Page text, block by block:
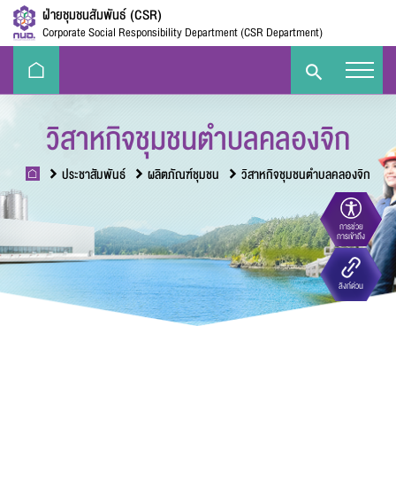
ฝ่ายชุมชนสัมพันธ์ (CSR)
Corporate Social Responsibility Department (CSR Department)
ขนาดตัวอักษร
ความตัดกันของสี
การช่วย
การเข้าถึง
Eco-
Challenge
e-Library Handbook E-PP ลิงก์ด่วน
วิสาหกิจชุมชนตำบลคลองจิก
ประชาสัมพันธ์ ผลิตภัณฑ์ชุมชน วิสาหกิจชุมชนตำบลคลองจิก